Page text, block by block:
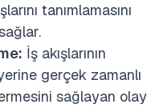
tanımlamasını
İş akışlarının
gerçek zamanlı
sağlayan olay